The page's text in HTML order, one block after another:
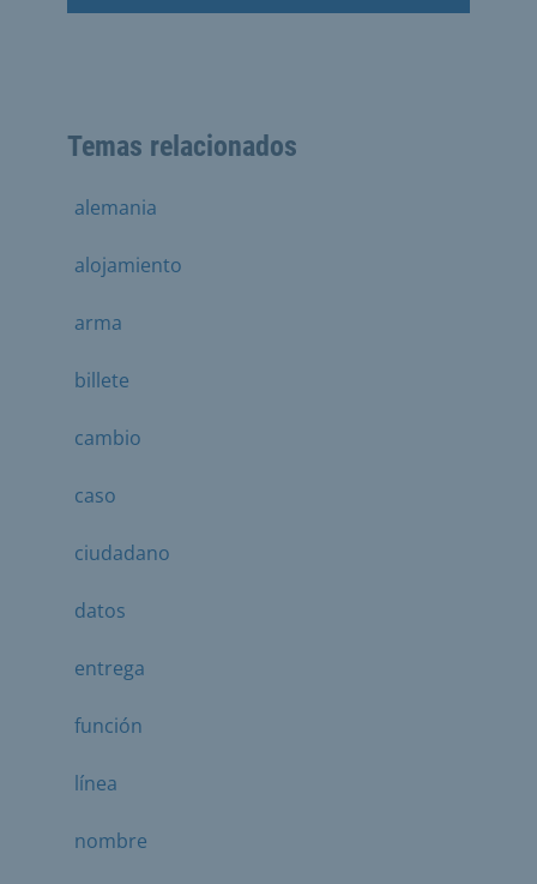
Temas relacionados
alemania
alojamiento
arma
billete
cambio
caso
ciudadano
datos
entrega
función
línea
nombre